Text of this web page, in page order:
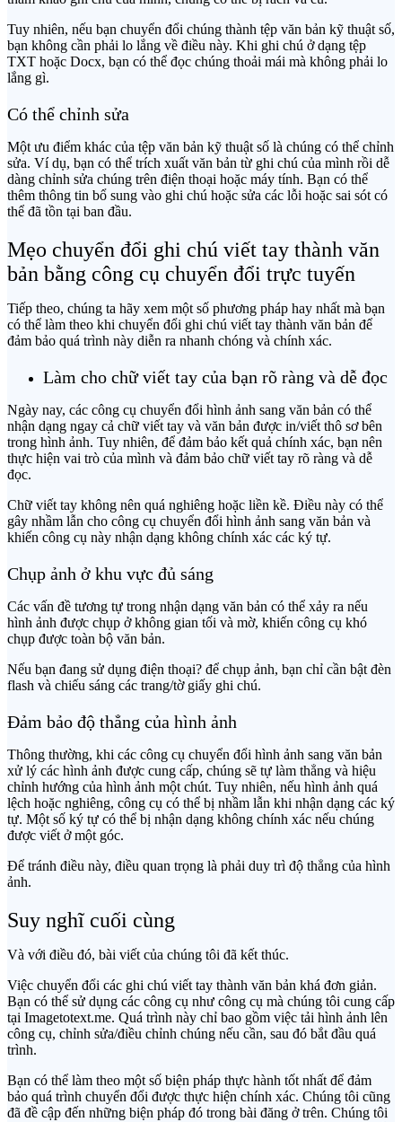
Tuy nhiên, nếu bạn chuyển đổi chúng thành tệp văn bản kỹ thuật số,
bạn không cần phải lo lắng về điều này. Khi ghi chú ở dạng tệp
TXT hoặc Docx, bạn có thể đọc chúng thoải mái mà không phải lo
lắng gì.
Có thể chỉnh sửa
Một ưu điểm khác của tệp văn bản kỹ thuật số là chúng có thể chỉnh
sửa. Ví dụ, bạn có thể trích xuất văn bản từ ghi chú của mình rồi dễ
dàng chỉnh sửa chúng trên điện thoại hoặc máy tính. Bạn có thể
thêm thông tin bổ sung vào ghi chú hoặc sửa các lỗi hoặc sai sót có
thể đã tồn tại ban đầu.
Mẹo chuyển đổi ghi chú viết tay thành văn
bản bằng công cụ chuyển đổi trực tuyến
Tiếp theo, chúng ta hãy xem một số phương pháp hay nhất mà bạn
có thể làm theo khi chuyển đổi ghi chú viết tay thành văn bản để
đảm bảo quá trình này diễn ra nhanh chóng và chính xác.
Làm cho chữ viết tay của bạn rõ ràng và dễ đọc
Ngày nay, các công cụ chuyển đổi hình ảnh sang văn bản có thể
nhận dạng ngay cả chữ viết tay và văn bản được in/viết thô sơ bên
trong hình ảnh. Tuy nhiên, để đảm bảo kết quả chính xác, bạn nên
thực hiện vai trò của mình và đảm bảo chữ viết tay rõ ràng và dễ
đọc.
Chữ viết tay không nên quá nghiêng hoặc liền kề. Điều này có thể
gây nhầm lẫn cho công cụ chuyển đổi hình ảnh sang văn bản và
khiến công cụ này nhận dạng không chính xác các ký tự.
Chụp ảnh ở khu vực đủ sáng
Các vấn đề tương tự trong nhận dạng văn bản có thể xảy ra nếu
hình ảnh được chụp ở không gian tối và mờ, khiến công cụ khó
chụp được toàn bộ văn bản.
Nếu bạn đang sử dụng điện thoại? để chụp ảnh, bạn chỉ cần bật đèn
flash và chiếu sáng các trang/tờ giấy ghi chú.
Đảm bảo độ thẳng của hình ảnh
Thông thường, khi các công cụ chuyển đổi hình ảnh sang văn bản
xử lý các hình ảnh được cung cấp, chúng sẽ tự làm thẳng và hiệu
chỉnh hướng của hình ảnh một chút. Tuy nhiên, nếu hình ảnh quá
lệch hoặc nghiêng, công cụ có thể bị nhầm lẫn khi nhận dạng các ký
tự. Một số ký tự có thể bị nhận dạng không chính xác nếu chúng
được viết ở một góc.
Để tránh điều này, điều quan trọng là phải duy trì độ thẳng của hình
ảnh.
Suy nghĩ cuối cùng
Và với điều đó, bài viết của chúng tôi đã kết thúc.
Việc chuyển đổi các ghi chú viết tay thành văn bản khá đơn giản.
Bạn có thể sử dụng các công cụ như công cụ mà chúng tôi cung cấp
tại Imagetotext.me. Quá trình này chỉ bao gồm việc tải hình ảnh lên
công cụ, chỉnh sửa/điều chỉnh chúng nếu cần, sau đó bắt đầu quá
trình.
Bạn có thể làm theo một số biện pháp thực hành tốt nhất để đảm
bảo quá trình chuyển đổi được thực hiện chính xác. Chúng tôi cũng
đã đề cập đến những biện pháp đó trong bài đăng ở trên. Chúng tôi